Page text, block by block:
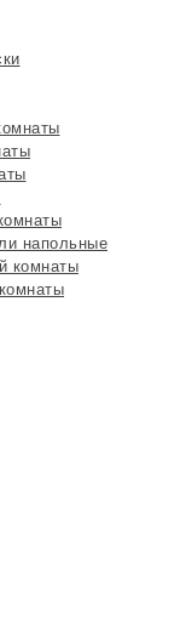
напольные
комнаты